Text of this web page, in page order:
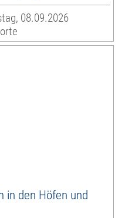
08.09.2026
in den Höfen und